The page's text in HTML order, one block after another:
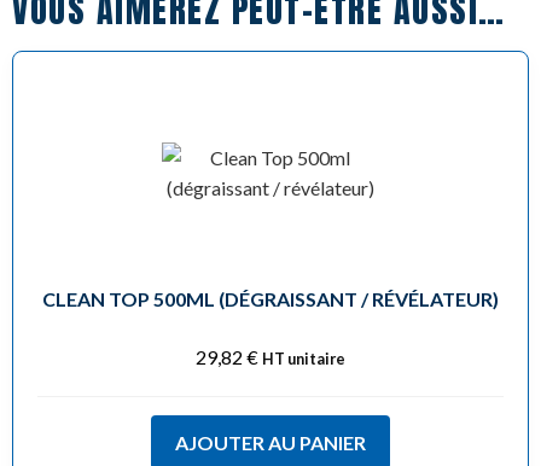
CLEAN TOP 500ML (DÉGRAISSANT / RÉVÉLATEUR)
29,82 € HT unitaire
AJOUTER AU PANIER